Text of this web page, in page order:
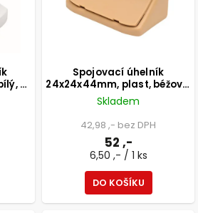
4
Spojovací úhelník
24x24x44mm, plast, béžový,
4 ks
Skladem
42,98 ,- bez DPH
52 ,-
6,50 ,- / 1 ks
DO KOŠÍKU